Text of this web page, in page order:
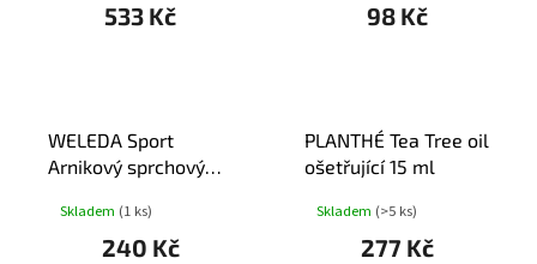
533 Kč 98 Kč
WELEDA Sport
Arnikový sprchový
Skladem (1 ks)
240 Kč
PLANTHÉ Tea Tree oil
ošetřující 15 ml
Skladem (>5 ks)
277 Kč